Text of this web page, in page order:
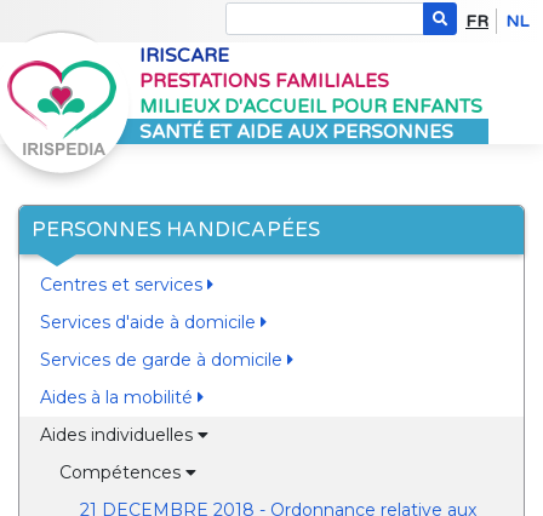
FR NL
IRISCARE
PRESTATIONS FAMILIALES
MILIEUX D'ACCUEIL POUR ENFANTS
SANTÉ ET AIDE AUX PERSONNES
PERSONNES HANDICAPÉES
Centres et services
Services d'aide à domicile
Services de garde à domicile
Aides à la mobilité
Aides individuelles
Compétences
21 DECEMBRE 2018 - Ordonnance relative aux